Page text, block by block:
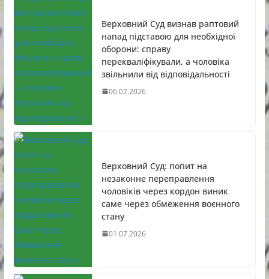
Верховний Суд визнав раптовий
напад підставою для необхідної
оборони: справу
перекваліфікували, а чоловіка
звільнили від відповідальності
06.07.2026
Верховний Суд: попит на
незаконне переправлення
чоловіків через кордон виник
саме через обмеження воєнного
стану
01.07.2026